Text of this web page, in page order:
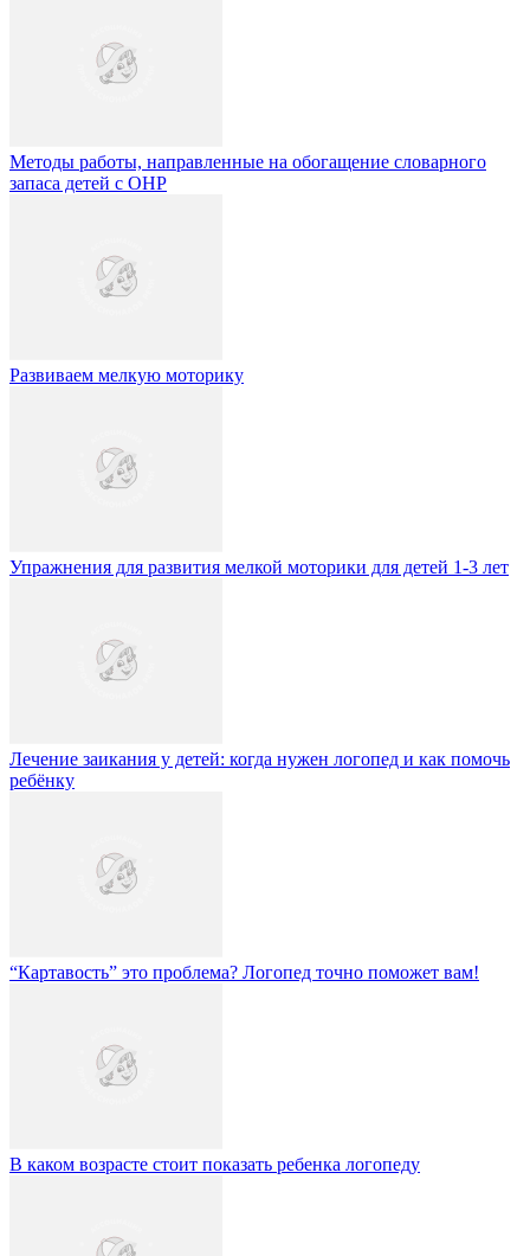
Методы работы, направленные на обогащение словарного
запаса детей с ОНР
Развиваем мелкую моторику
Упражнения для развития мелкой моторики для детей 1-3 лет
Лечение заикания у детей: когда нужен логопед и как помочь
ребёнку
“Картавость” это проблема? Логопед точно поможет вам!
В каком возрасте стоит показать ребенка логопеду